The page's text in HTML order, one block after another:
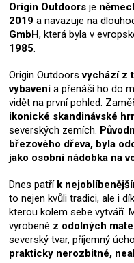
Origin Outdoors je
2019 a navazuje na
GmbH, která byla v
1985.
Origin Outdoorsvychází z
vybavenía přenáší ho do
vidět na první pohled.
ikonické skandinávské
severských zemích.
březového dřeva, byla
jako osobní nádobka na
Dnes patřík
to nejen kvůli tradici, ale i
kterou kolem sebe vytváří.
vyrobené z odolných
severský tvar, příjemný
prakticky nerozbitné,